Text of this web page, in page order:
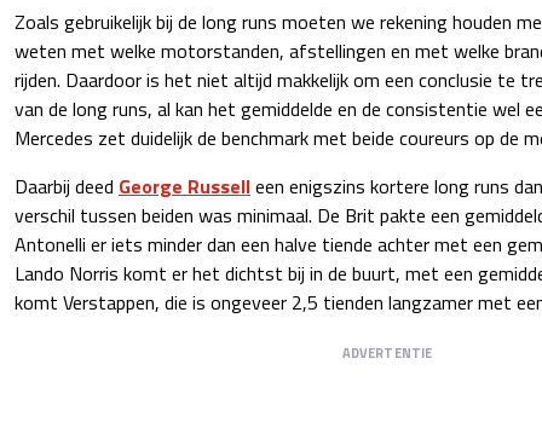
Zoals gebruikelijk bij de long runs moeten we rekening houden
weten met welke motorstanden, afstellingen en met welke
rijden. Daardoor is het niet altijd makkelijk om een conclusie te
van de long runs, al kan het gemiddelde en de consistentie wel
Mercedes zet duidelijk de benchmark met beide coureurs op de
Daarbij deed George Russelleen enigszins kortere long runs
verschil tussen beiden was minimaal. De Brit pakte een
Antonelli er iets minder dan een halve tiende achter met een
Lando Norris komt er het dichtst bij in de buurt, met een
komt Verstappen, die is ongeveer 2,5 tienden langzamer met
ADVERTENTIE